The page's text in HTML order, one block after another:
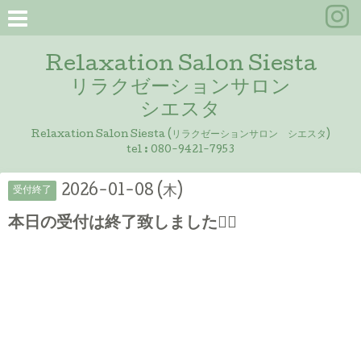
Relaxation Salon Siesta
リラクゼーションサロン
シエスタ
Relaxation Salon Siesta (リラクゼーションサロン シエスタ)
tel : 080-9421-7953
受付終了 2026-01-08 (木)
本日の受付は終了致しました🙇‍♀️